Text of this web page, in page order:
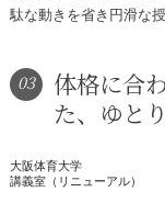
駄な動きを省き円滑な
03
体格に合
た、ゆと
大阪体育大学
講義室（リニューアル）